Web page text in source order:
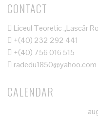
CONTACT
Liceul Teoretic „Lascăr
+(40) 232 292 441
+(40) 756 016 515
radedu1850@yahoo.com
CALENDAR